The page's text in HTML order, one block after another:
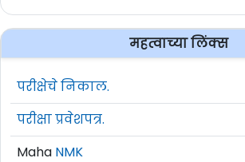
महत्वाच्या लिंक्स
परीक्षेचे निकाल.
परीक्षा प्रवेशपत्र.
Maha NMK